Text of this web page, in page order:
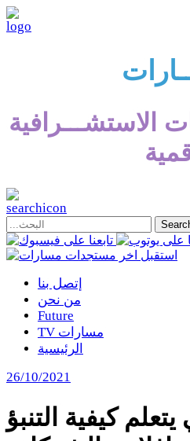
الاستشـــرافية
إتصل بنا
من نحن
Future
TV مسارات
الرئيسية
26/10/2021
كيفية التنبؤ